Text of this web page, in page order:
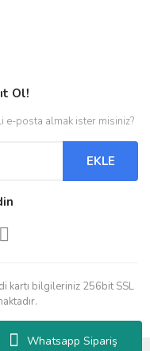
Whatsapp Sipariş
Ol!
e-posta almak ister misiniz?
EKLE
kartı bilgileriniz 256bit SSL